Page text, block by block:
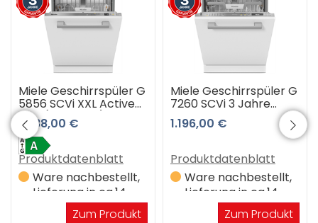
Miele Geschirrspüler G
5856 SCVi XXL Active
Plus (Edelstahl) 3
Jahre Premiumshop
Garantie
1.088,00 €
Produktdatenblatt
Ware nachbestellt,
Lieferung in ca.14
WerktagenZum Produkt
Miele Geschirrspüler G
7260 SCVi 3 Jahre
Premiumshop
Garantie
1.196,00 €
Produktdatenblatt
Ware nachbestellt,
Lieferung in ca.14
WerktagenZum Produkt